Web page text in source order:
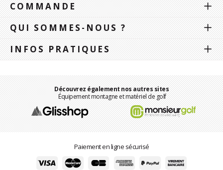
COMMANDE
QUI SOMMES-NOUS ?
INFOS PRATIQUES
Découvrez également nos autres sites
Équipement montagne et matériel de golf
Paiement en ligne sécurisé